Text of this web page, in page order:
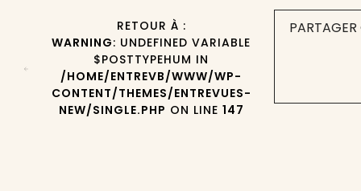
RETOUR À :
WARNING: UNDEFINED VARIABLE
$POSTTYPEHUM IN
/HOME/ENTREVB/WWW/WP-
CONTENT/THEMES/ENTREVUES-
NEW/SINGLE.PHP ON LINE 147